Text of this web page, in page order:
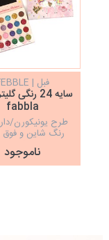
فبل | FEBBLE
سایه 24
fabbla
رنگ شاین و فوق
ناموجود